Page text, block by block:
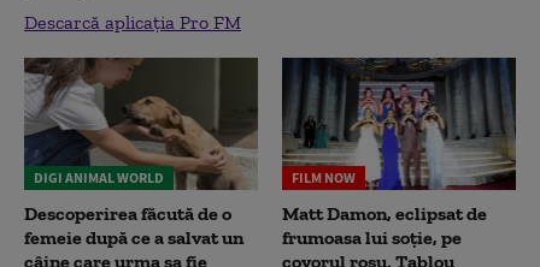
Descarcă aplicația Pro FM
DIGI ANIMAL WORLD
Descoperirea făcută de o
femeie după ce a salvat un
câine care urma sa fie
FILM NOW
Matt Damon, eclipsat de
frumoasa lui soție, pe
covorul roșu. Tablou